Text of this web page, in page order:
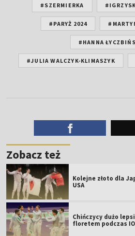
#SZERMIERKA
#PARYŻ 2024
#HANNA
#JULIA WALCZYK-KLIMASZYK
Zobacz też
Kolejne złoto dla
USA
Chińczycy dużo
floretem podczas IO